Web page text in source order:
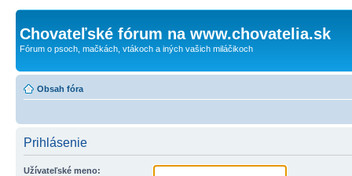
Chovateľské fórum na www.chovatelia.sk
Fórum o psoch, mačkách, vtákoch a iných vašich miláčikoch
Obsah fóra
Prihlásenie
Užívateľské meno: